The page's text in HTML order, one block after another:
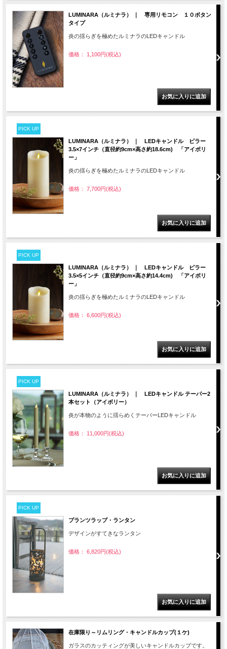
LUMINARA（ルミナラ） ｜ 専用リモコン １０ボタン
タイプ
炎の揺らぎを極めたルミナラのLEDキャンドル
価格： 1,100円(税込)
PICK UP
LUMINARA（ルミナラ） ｜ LEDキャンドル ピラー
3.5×7インチ（直径約9cm×高さ約18.6cm) 「アイボリ
ー」
炎の揺らぎを極めたルミナラのLEDキャンドル
価格： 7,700円(税込)
PICK UP
LUMINARA（ルミナラ） ｜ LEDキャンドル ピラー
3.5×5インチ（直径約9cm×高さ約14.4cm) 「アイボリ
ー」
炎の揺らぎを極めたルミナラのLEDキャンドル
価格： 6,600円(税込)
PICK UP
LUMINARA（ルミナラ） ｜ LEDキャンドル テーパー2
本セット（アイボリー）
炎が本物のように揺らめくテーパーLEDキャンドル
価格： 11,000円(税込)
PICK UP
プランツラップ・ランタン
デザインがすてきなランタン
価格： 6,820円(税込)
在庫限り～リムリング・キャンドルカップ(１ケ)
ガラスのカッティングが美しいキャンドルカップです。